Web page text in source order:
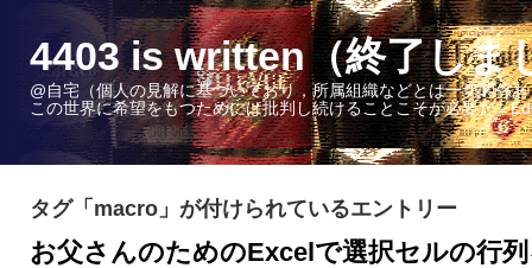
4403 is written（終了しま
@自宅（個人の見解に基づいており，所属組織などとは一切関係
この世界に希望をもつためには批判し続けることこそが必要だ -
タグ「macro」が付けられているエントリー
お父さんのためのExcelで選択セルの行